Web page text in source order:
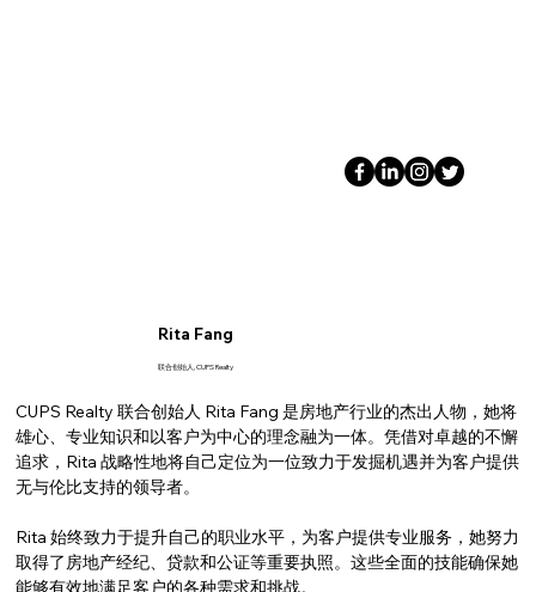
Rita Fang
联合创始人, CUPS Realty
CUPS Realty 联合创始人 Rita Fang 是房地产行业的杰出人物，她将
雄心、专业知识和以客户为中心的理念融为一体。凭借对卓越的不懈
追求，Rita 战略性地将自己定位为一位致力于发掘机遇并为客户提供
无与伦比支持的领导者。
Rita 始终致力于提升自己的职业水平，为客户提供专业服务，她努力
取得了房地产经纪、贷款和公证等重要执照。这些全面的技能确保她
能够有效地满足客户的各种需求和挑战。